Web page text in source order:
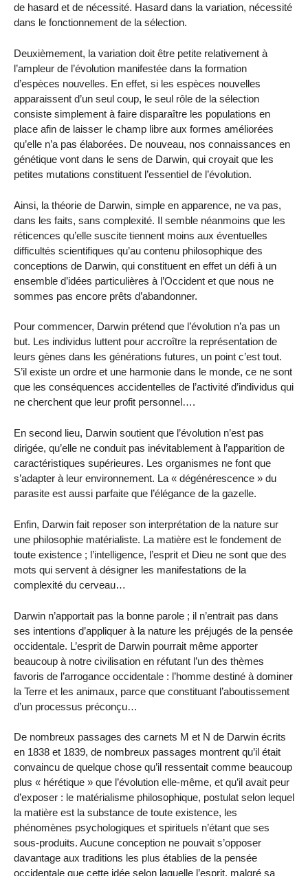
de hasard et de nécessité. Hasard dans la variation, nécessité
dans le fonctionnement de la sélection.
Deuxièmement, la variation doit être petite relativement à
l’ampleur de l’évolution manifestée dans la formation
d’espèces nouvelles. En effet, si les espèces nouvelles
apparaissent d’un seul coup, le seul rôle de la sélection
consiste simplement à faire disparaître les populations en
place afin de laisser le champ libre aux formes améliorées
qu’elle n’a pas élaborées. De nouveau, nos connaissances en
génétique vont dans le sens de Darwin, qui croyait que les
petites mutations constituent l’essentiel de l’évolution.
Ainsi, la théorie de Darwin, simple en apparence, ne va pas,
dans les faits, sans complexité. Il semble néanmoins que les
réticences qu’elle suscite tiennent moins aux éventuelles
difficultés scientifiques qu’au contenu philosophique des
conceptions de Darwin, qui constituent en effet un défi à un
ensemble d’idées particulières à l’Occident et que nous ne
sommes pas encore prêts d’abandonner.
Pour commencer, Darwin prétend que l’évolution n’a pas un
but. Les individus luttent pour accroître la représentation de
leurs gènes dans les générations futures, un point c’est tout.
S’il existe un ordre et une harmonie dans le monde, ce ne sont
que les conséquences accidentelles de l’activité d’individus qui
ne cherchent que leur profit personnel….
En second lieu, Darwin soutient que l’évolution n’est pas
dirigée, qu’elle ne conduit pas inévitablement à l’apparition de
caractéristiques supérieures. Les organismes ne font que
s’adapter à leur environnement. La « dégénérescence » du
parasite est aussi parfaite que l’élégance de la gazelle.
Enfin, Darwin fait reposer son interprétation de la nature sur
une philosophie matérialiste. La matière est le fondement de
toute existence ; l’intelligence, l’esprit et Dieu ne sont que des
mots qui servent à désigner les manifestations de la
complexité du cerveau…
Darwin n’apportait pas la bonne parole ; il n’entrait pas dans
ses intentions d’appliquer à la nature les préjugés de la pensée
occidentale. L’esprit de Darwin pourrait même apporter
beaucoup à notre civilisation en réfutant l’un des thèmes
favoris de l’arrogance occidentale : l’homme destiné à dominer
la Terre et les animaux, parce que constituant l’aboutissement
d’un processus préconçu…
De nombreux passages des carnets M et N de Darwin écrits
en 1838 et 1839, de nombreux passages montrent qu’il était
convaincu de quelque chose qu’il ressentait comme beaucoup
plus « hérétique » que l’évolution elle-même, et qu’il avait peur
d’exposer : le matérialisme philosophique, postulat selon lequel
la matière est la substance de toute existence, les
phénomènes psychologiques et spirituels n’étant que ses
sous-produits. Aucune conception ne pouvait s’opposer
davantage aux traditions les plus établies de la pensée
occidentale que cette idée selon laquelle l’esprit, malgré sa